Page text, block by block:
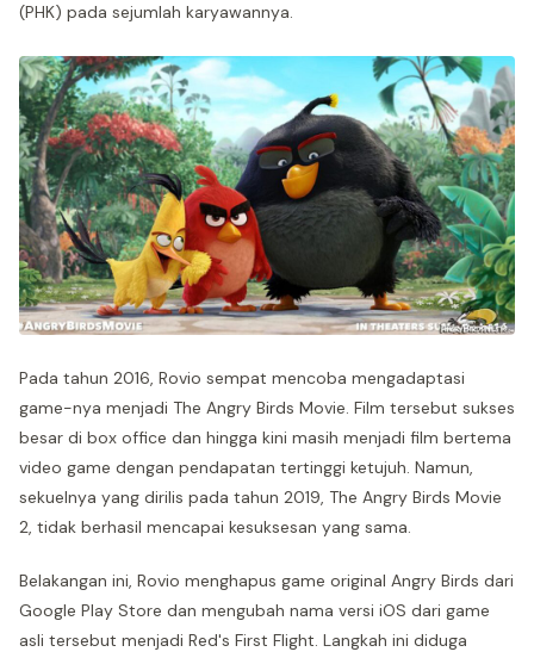
(PHK) pada sejumlah karyawannya.
Pada tahun 2016, Rovio sempat mencoba mengadaptasi
game-nya menjadi The Angry Birds Movie. Film tersebut sukses
besar di box office dan hingga kini masih menjadi film bertema
video game dengan pendapatan tertinggi ketujuh. Namun,
sekuelnya yang dirilis pada tahun 2019, The Angry Birds Movie
2, tidak berhasil mencapai kesuksesan yang sama.
Belakangan ini, Rovio menghapus game original Angry Birds dari
Google Play Store dan mengubah nama versi iOS dari game
asli tersebut menjadi Red's First Flight. Langkah ini diduga